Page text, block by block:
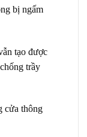
bị ngấm
tạo được
trầy
cửa thông